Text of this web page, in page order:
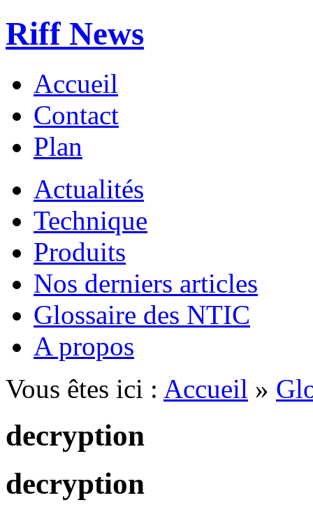
Riff News
Accueil
Contact
Plan
Actualités
Technique
Produits
Nos derniers articles
Glossaire des NTIC
A propos
Vous êtes ici : Accueil »
decryption
decryption